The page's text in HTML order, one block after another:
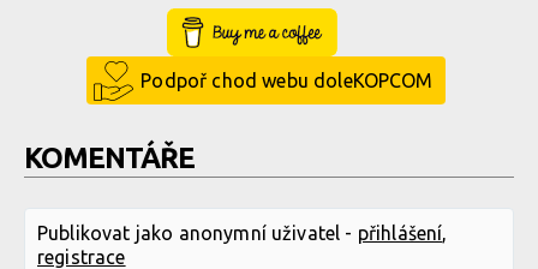
Buy Me a Coffee
Podpoř chod webu doleKOPCOM
KOMENTÁŘE
Publikovat jako anonymní uživatel - přihlášení,
registrace